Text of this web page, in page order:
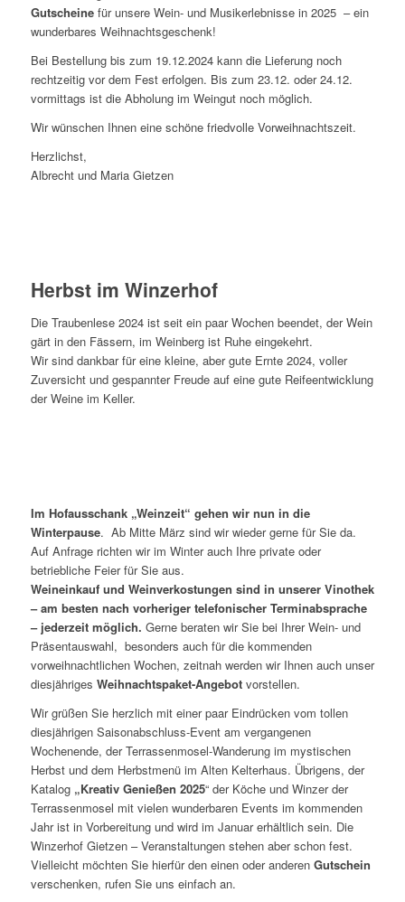
Gutscheinefür unsere Wein- und Musikerlebnisse in 2025 – ein
wunderbares Weihnachtsgeschenk!
Bei Bestellung bis zum 19.12.2024 kann die Lieferung noch
rechtzeitig vor dem Fest erfolgen. Bis zum 23.12. oder 24.12.
vormittags ist die Abholung im Weingut noch möglich.
Wir wünschen Ihnen eine schöne friedvolle Vorweihnachtszeit.
Herzlichst,
Albrecht und Maria Gietzen
Herbst im Winzerhof
Die Traubenlese 2024 ist seit ein paar Wochen beendet, der Wein
gärt in den Fässern, im Weinberg ist Ruhe eingekehrt.
Wir sind dankbar für eine kleine, aber gute Ernte 2024, voller
Zuversicht und gespannter Freude auf eine gute Reifeentwicklung
der Weine im Keller.
Im Hofausschank „Weinzeit“ gehen wir nun in die
Winterpause. Ab Mitte März sind wir wieder gerne für Sie da.
Auf Anfrage richten wir im Winter auch Ihre private oder
betriebliche Feier für Sie aus.
Weineinkauf und Weinverkostungen sind in unserer Vinothek
– am besten nach vorheriger telefonischer Terminabsprache
– jederzeit möglich. Gerne beraten wir Sie bei Ihrer Wein- und
Präsentauswahl, besonders auch für die kommenden
vorweihnachtlichen Wochen, zeitnah werden wir Ihnen auch unser
diesjähriges Weihnachtspaket-Angebotvorstellen.
Wir grüßen Sie herzlich mit einer paar Eindrücken vom tollen
diesjährigen Saisonabschluss-Event am vergangenen
Wochenende, der Terrassenmosel-Wanderung im mystischen
Herbst und dem Herbstmenü im Alten Kelterhaus. Übrigens, der
Katalog „Kreativ Genießen 2025“ der Köche und Winzer der
Terrassenmosel mit vielen wunderbaren Events im kommenden
Jahr ist in Vorbereitung und wird im Januar erhältlich sein. Die
Winzerhof Gietzen – Veranstaltungen stehen aber schon fest.
Vielleicht möchten Sie hierfür den einen oder anderen Gutschein
verschenken, rufen Sie uns einfach an.